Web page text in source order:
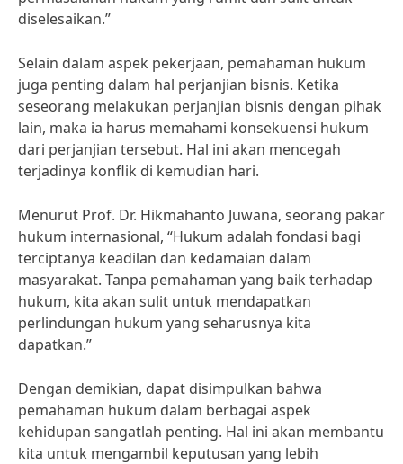
diselesaikan.”
Selain dalam aspek pekerjaan, pemahaman hukum
juga penting dalam hal perjanjian bisnis. Ketika
seseorang melakukan perjanjian bisnis dengan pihak
lain, maka ia harus memahami konsekuensi hukum
dari perjanjian tersebut. Hal ini akan mencegah
terjadinya konflik di kemudian hari.
Menurut Prof. Dr. Hikmahanto Juwana, seorang pakar
hukum internasional, “Hukum adalah fondasi bagi
terciptanya keadilan dan kedamaian dalam
masyarakat. Tanpa pemahaman yang baik terhadap
hukum, kita akan sulit untuk mendapatkan
perlindungan hukum yang seharusnya kita
dapatkan.”
Dengan demikian, dapat disimpulkan bahwa
pemahaman hukum dalam berbagai aspek
kehidupan sangatlah penting. Hal ini akan membantu
kita untuk mengambil keputusan yang lebih